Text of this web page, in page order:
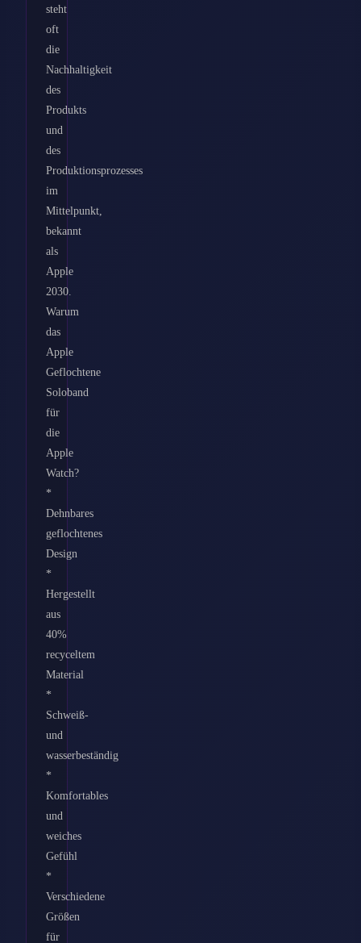
steht
oft
die
Nachhaltigkeit
des
Produkts
und
des
Produktionsprozesses
im
Mittelpunkt,
bekannt
als
Apple
2030.
Warum
das
Apple
Geflochtene
Soloband
für
die
Apple
Watch?
*
Dehnbares
geflochtenes
Design
*
Hergestellt
aus
40%
recyceltem
Material
*
Schweiß-
und
wasserbeständig
*
Komfortables
und
weiches
Gefühl
*
Verschiedene
Größen
für